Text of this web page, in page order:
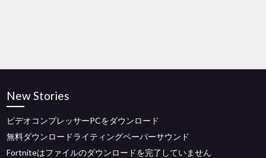
New Stories
ビデオコンプレッサーPCをダウンロード
無料ダウンロードライティングペーパーサウンド
Fortniteはファイルのダウンロードを完了していません